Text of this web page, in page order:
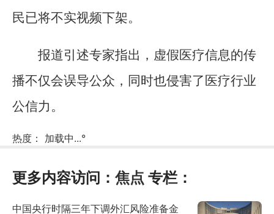
民已将不实视频下架。
报道引述专家指出，虚假医疗信息的传
播不仅会误导公众，同时也侵害了医疗行业
公信力。
热度： 加载中...°
更多内容访问： 焦点 专栏：
中国央行时隔三年下调外汇风险准备金